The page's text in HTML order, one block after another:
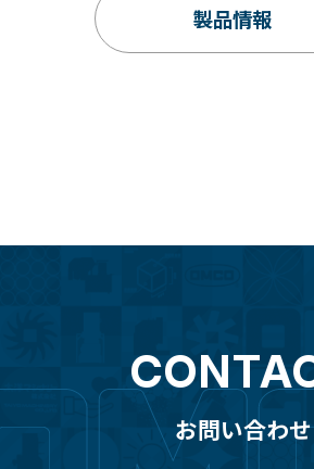
製品情報
お問い合わせ